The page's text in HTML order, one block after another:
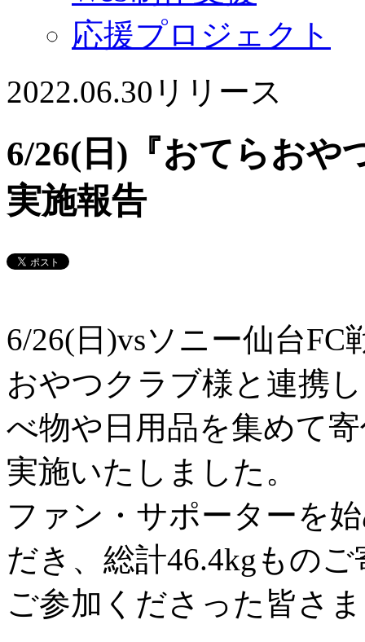
応援プロジェクト
2022.06.30 リリース
6/26(日)『おてらおや
実施報告
6/26(日)vsソニー仙台FC
おやつクラブ様と連携
べ物や日用品を集めて
実施いたしました。
ファン・サポーターを
だき、総計46.4kgもの
ご参加くださった皆さ